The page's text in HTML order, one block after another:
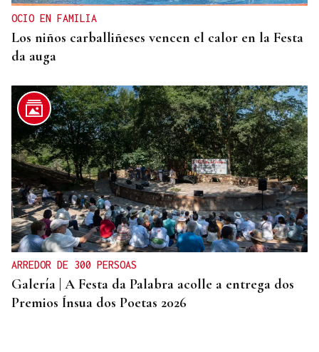
OCIO EN FAMILIA
Los niños carballiñeses vencen el calor en la Festa
da auga
ARREDOR DE 300 PERSOAS
Galería | A Festa da Palabra acolle a entrega dos
Premios Ínsua dos Poetas 2026